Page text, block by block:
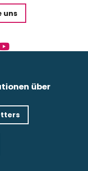
uns
über